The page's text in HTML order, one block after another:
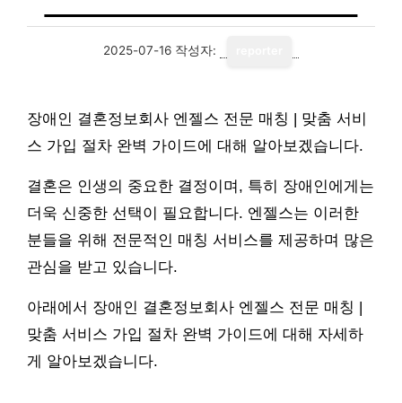
2025-07-16 작성자:
장애인 결혼정보회사 엔젤스 전문 매칭 | 맞춤 서비
스 가입 절차 완벽 가이드에 대해 알아보겠습니다.
결혼은 인생의 중요한 결정이며, 특히 장애인에게는
더욱 신중한 선택이 필요합니다. 엔젤스는 이러한
분들을 위해 전문적인 매칭 서비스를 제공하며 많은
관심을 받고 있습니다.
아래에서 장애인 결혼정보회사 엔젤스 전문 매칭 |
맞춤 서비스 가입 절차 완벽 가이드에 대해 자세하
게 알아보겠습니다.